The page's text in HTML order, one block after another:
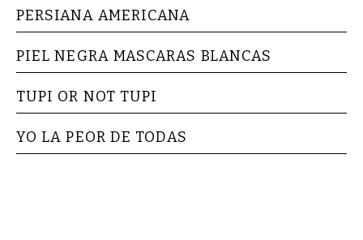
PERSIANA AMERICANA
PIEL NEGRA MASCARAS BLANCAS
TUPI OR NOT TUPI
YO LA PEOR DE TODAS